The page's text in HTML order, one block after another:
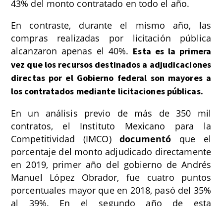
43% del monto contratado en todo el año.
En contraste, durante el mismo año, las
compras realizadas por licitación pública
alcanzaron apenas el 40%. Esta es la primera
vez que los recursos destinados a adjudicaciones
directas por el Gobierno federal son mayores a
los contratados mediante licitaciones públicas.
En un análisis previo de más de 350 mil
contratos, el Instituto Mexicano para la
Competitividad (IMCO)documentó que el
porcentaje del monto adjudicado directamente
en 2019, primer año del gobierno de Andrés
Manuel López Obrador, fue cuatro puntos
porcentuales mayor que en 2018, pasó del 35%
al 39%. En el segundo año de esta